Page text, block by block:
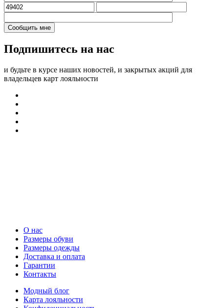
Подпишитесь на нас
и будьте в курсе наших новостей, и закрытых акций для
владельцев карт лояльности
О нас
Размеры обуви
Размеры одежды
Доставка и оплата
Гарантии
Контакты
Модный блог
Карта лояльности